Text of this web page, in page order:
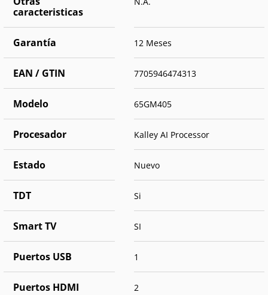
caracteristicas
Garantía 12 Meses
EAN / GTIN 7705946474313
Modelo 65GM405
Procesador Kalley AI Processor
Estado Nuevo
TDT Si
Smart TV SI
Puertos USB 1
Puertos HDMI 2